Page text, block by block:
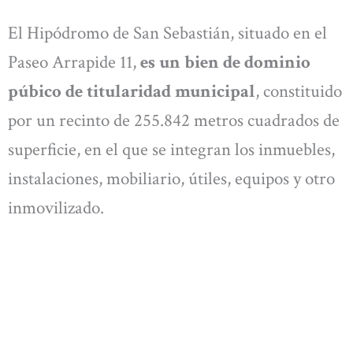
El Hipódromo de San Sebastián, situado en el
Paseo Arrapide 11,es un bien de dominio
púbico de titularidad municipal, constituido
por un recinto de 255.842 metros cuadrados de
superficie, en el que se integran los inmuebles,
instalaciones, mobiliario, útiles, equipos y otro
inmovilizado.